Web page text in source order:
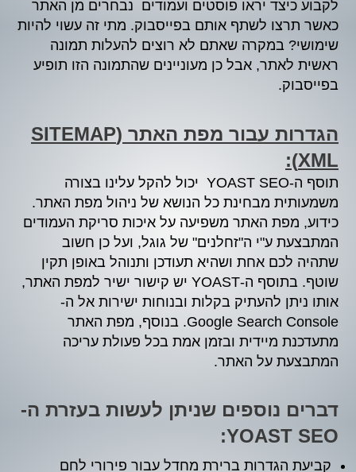
לקבוע כיצד יראו פוסטים ועמודים נבחרים מן האתר
כאשר תרצו לשתף אותם בפייסבוק. מתי זה עשוי להיות
שימושי? במקרה שאתם לא רוצים להעלות תמונה
ראשית לאתר, אבל כן מעוניינים שהתמונה הזו תופיע
בפייסבוק.
הגדרות עבור מפת האתר (SITEMAP
XML):
תוסף ה-YOAST SEO יכול להקל עלינו בצורה
משמעותית מבחינת כל הנושא של ניהול מפת האתר.
כידוע, מפת האתר משפיעה על איכות סריקת העמודים
המתבצעת ע"י ה"זחלנים" של גוגל, ועל כן חשוב
שתהיה לכם אחת ושהיא תעודכן ותנוהל באופן תקין
שוטף. בתוסף ה-YOAST יש קישור ישיר למפת האתר,
אותו ניתן להעתיק בקלות ובנוחות ישירות אל ה-
Google Search Console. בנוסף, מפת האתר
מתעדכנת מיידית ובזמן אמת בכל פעולת עריכה
המתבצעת על האתר.
דברים נוספים שניתן לעשות בעזרת ה-
YOAST SEO:
קביעת הגדרות ברירת מחדל עבור פירורי לחם